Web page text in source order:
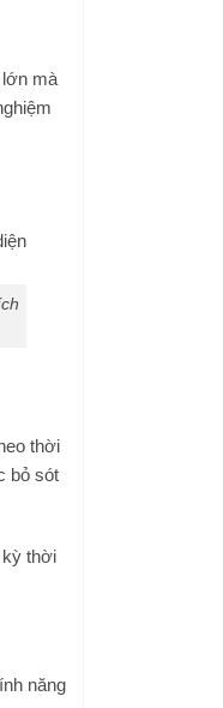
mà
thời
bỏ sót
kỳ thời
năng